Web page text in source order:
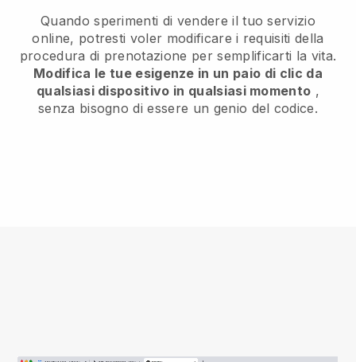
Quando sperimenti di vendere il tuo servizio
online, potresti voler modificare i requisiti della
procedura di prenotazione per semplificarti la vita.
Modifica le tue esigenze in un paio di clic da
qualsiasi dispositivo in qualsiasi momento ,
senza bisogno di essere un genio del codice.